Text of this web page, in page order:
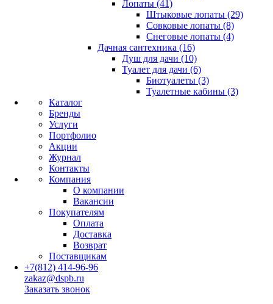
Лопаты (41)
Штыковые лопаты (29)
Совковые лопаты (8)
Снеговые лопаты (4)
Дачная сантехника (16)
Душ для дачи (10)
Туалет для дачи (6)
Биотуалеты (3)
Туалетные кабины (3)
Каталог
Бренды
Услуги
Портфолио
Акции
Журнал
Контакты
Компания
О компании
Вакансии
Покупателям
Оплата
Доставка
Возврат
Поставщикам
+7(812) 414-96-96
zakaz@dspb.ru
Заказать звонок